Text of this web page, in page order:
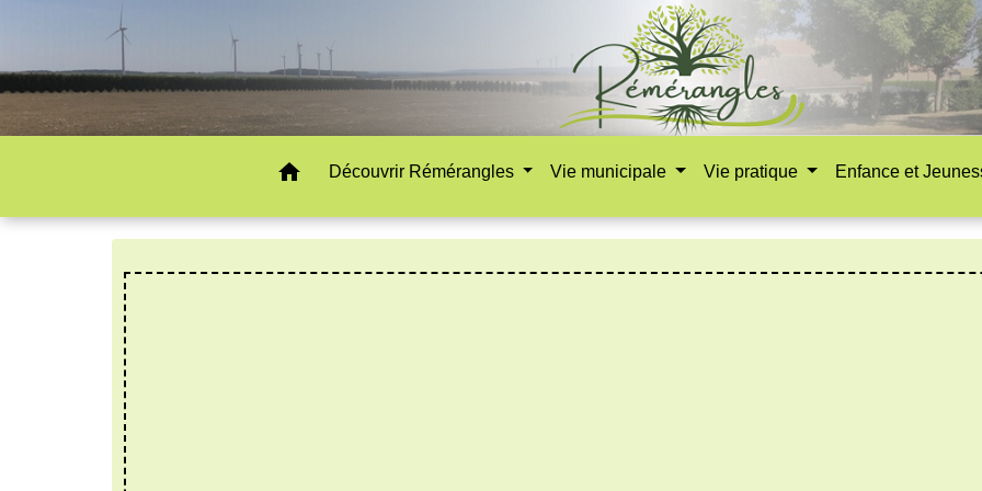
home Découvrir Rémérangles Vie municipale Vie pratique Enfance et